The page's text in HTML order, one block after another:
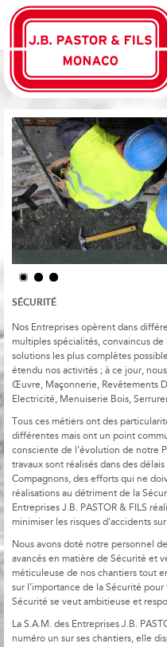
Previous
SÉCURITÉ
Nos Entreprises opèrent dans
multiples spécialités, convaincus
solutions les plus complètes
étendu nos activités ; à ce jour,
Œuvre, Maçonnerie, Revêtements
Electricité, Menuiserie Bois,
Tous ces métiers ont des
différentes mais ont un point
consciente de l'évolution de notre
travaux sont réalisés dans des
Compagnons, des efforts qui ne
réalisations au détriment de la
Entreprises J.B. PASTOR & FILS
minimiser les risques d'accidents
Nous avons doté notre personnel
avancés en matière de Sécurité et
méticuleuse de nos chantiers tout
sur l’importance de la Sécurité
Sécurité se veut ambitieuse et
La S.A.M. des Entreprises J.B.
numéro un sur ses chantiers, elle